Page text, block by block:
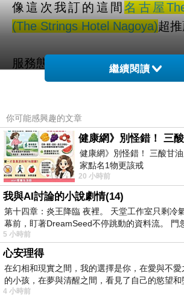
像這次我訂的這間名古屋
(The Strings Hotel Nagoya)超
服務態度親切~ 住起來的感覺就
喜歡的話
不妨來看看
而且聽說這邊是可以全世界訂房
也太方便了吧！！不用在那邊找翻
名古屋The Strings飯店 (The
Nagoya) 的介紹在下面
繼續閱讀
你可能感興趣的文章
健康網》別怪錯！ 三酸甘
家點名1物更該戒
https://health.ltn.com.tw/
20 小時前
我與AI討論的小說劇情(14)
第十四章：炎王降臨 夜裡。 天堂工作室只剩冷
幕前，盯著DreamSeed不停跳動的資料流。 門
5 小時前
心安理得
在幻相和現實之間，我的選擇是你，在愛與不
的小孩，在夢與清醒之間，看見了自己的慾望
4 小時前